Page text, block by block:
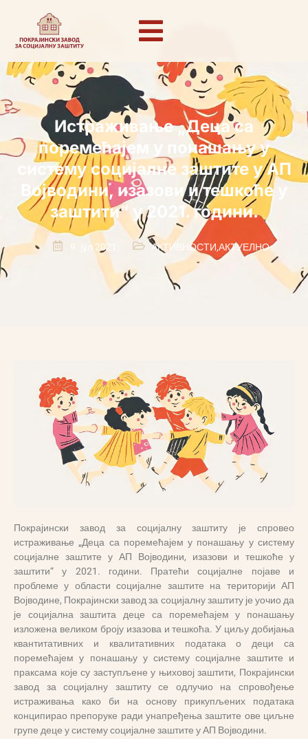
Истраживање „Деца са
поремећајем у понашању у
систему социјалне заштите у АП
Војводини, изазови и тешкоће у
заштити“ у 2021. години.
9. јул 2021. АКТИВНОСТИ,АКТУЕЛНО
Покрајински завод за социјалну заштиту је спровео
истраживање „Деца са поремећајем у понашању у систему
социјалне заштите у АП Војводини, изазови и тешкоће у
заштити“ у 2021. години. Пратећи социјалне појаве и
проблеме у области социјалне заштите на територији АП
Војводине, Покрајински завод за социјалну заштиту је уочио да
је социјална заштита деце са поремећајем у понашању
изложена великом броју изазова и тешкоћа. У циљу добијања
квантитативних и квалитативних података о деци са
поремећајем у понашању у систему социјалне заштите и
праксама које су заступљене у њиховој заштити, Покрајински
завод за социјалну заштиту се одлучио на спровођење
истраживања како би на основу прикупљених података
конципирао препоруке ради унапређења заштите ове циљне
групе деце у систему социјалне заштите у АП Војводини.